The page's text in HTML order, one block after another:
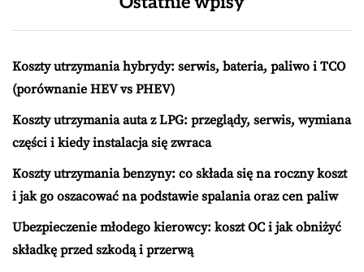
Koszty utrzymania hybrydy: serwis, bateria, paliwo i TCO
(porównanie HEV vs PHEV)
Koszty utrzymania auta z LPG: przeglądy, serwis, wymiana
części i kiedy instalacja się zwraca
Koszty utrzymania benzyny: co składa się na roczny koszt
i jak go oszacować na podstawie spalania oraz cen paliw
Ubezpieczenie młodego kierowcy: koszt OC i jak obniżyć
składkę przed szkodą i przerwą